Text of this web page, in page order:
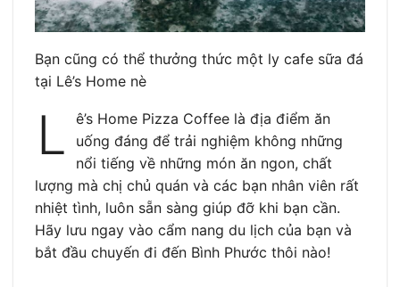
Bạn cũng có thể thưởng thức một ly cafe sữa đá
tại Lê’s Home nè
L
ê’s Home Pizza Coffee là địa điểm ăn
uống đáng để trải nghiệm không những
nổi tiếng về những món ăn ngon, chất
lượng mà chị chủ quán và các bạn nhân viên rất
nhiệt tình, luôn sẵn sàng giúp đỡ khi bạn cần.
Hãy lưu ngay vào cẩm nang du lịch của bạn và
bắt đầu chuyến đi đến Bình Phước thôi nào!